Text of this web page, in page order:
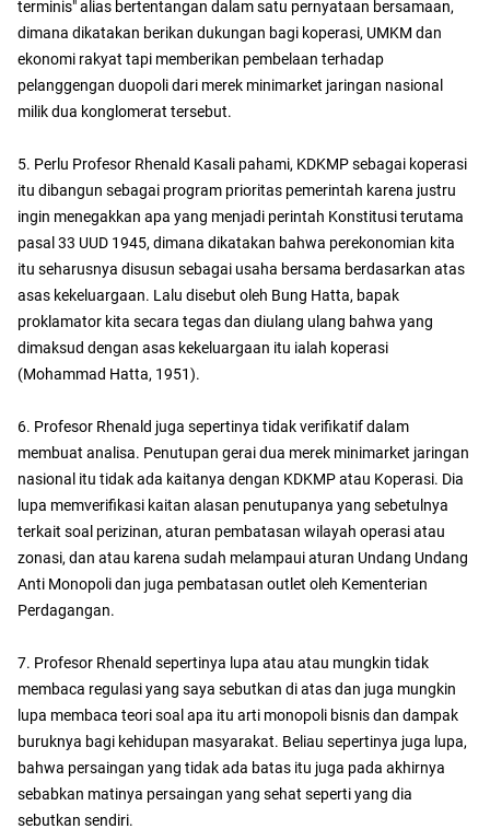
terminis" alias bertentangan dalam satu pernyataan bersamaan,
dimana dikatakan berikan dukungan bagi koperasi, UMKM dan
ekonomi rakyat tapi memberikan pembelaan terhadap
pelanggengan duopoli dari merek minimarket jaringan nasional
milik dua konglomerat tersebut.
5. Perlu Profesor Rhenald Kasali pahami, KDKMP sebagai koperasi
itu dibangun sebagai program prioritas pemerintah karena justru
ingin menegakkan apa yang menjadi perintah Konstitusi terutama
pasal 33 UUD 1945, dimana dikatakan bahwa perekonomian kita
itu seharusnya disusun sebagai usaha bersama berdasarkan atas
asas kekeluargaan. Lalu disebut oleh Bung Hatta, bapak
proklamator kita secara tegas dan diulang ulang bahwa yang
dimaksud dengan asas kekeluargaan itu ialah koperasi
(Mohammad Hatta, 1951).
6. Profesor Rhenald juga sepertinya tidak verifikatif dalam
membuat analisa. Penutupan gerai dua merek minimarket jaringan
nasional itu tidak ada kaitanya dengan KDKMP atau Koperasi. Dia
lupa memverifikasi kaitan alasan penutupanya yang sebetulnya
terkait soal perizinan, aturan pembatasan wilayah operasi atau
zonasi, dan atau karena sudah melampaui aturan Undang Undang
Anti Monopoli dan juga pembatasan outlet oleh Kementerian
Perdagangan.
7. Profesor Rhenald sepertinya lupa atau atau mungkin tidak
membaca regulasi yang saya sebutkan di atas dan juga mungkin
lupa membaca teori soal apa itu arti monopoli bisnis dan dampak
buruknya bagi kehidupan masyarakat. Beliau sepertinya juga lupa,
bahwa persaingan yang tidak ada batas itu juga pada akhirnya
sebabkan matinya persaingan yang sehat seperti yang dia
sebutkan sendiri.